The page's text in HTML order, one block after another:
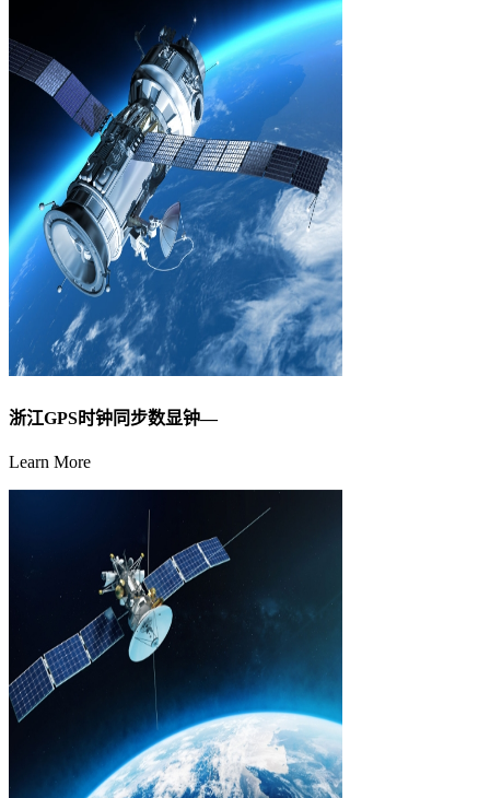
浙江GPS时钟同步数显钟—
Learn More